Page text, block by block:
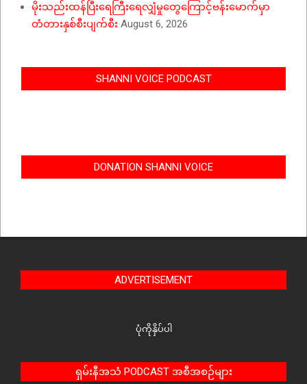
မိုးသည်းထန်ပြီးရေကြီးရေလျှံမှုတွေကြောင့်ဗန်းမောက်မှာ
တံတားနှစ်စီးပျက်စီး August 6, 2026
SHANNI VOICE PODCAST
DONATION SHANNI VOICE
ADVERTISEMENT
ပုံကိုနှိပ်ပါ
ရှမ်းနီအသံ PODCAST အစီအစဉ်များ